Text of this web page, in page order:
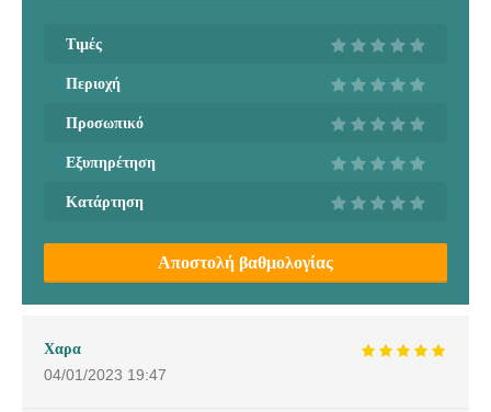
Τιμές
Περιοχή
Προσωπικό
Εξυπηρέτηση
Κατάρτηση
Αποστολή βαθμολογίας
Χαρα
04/01/2023 19:47